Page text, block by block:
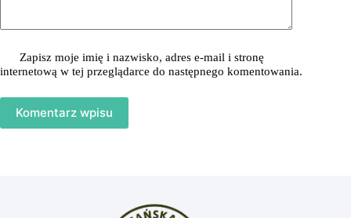
Zapisz moje imię i nazwisko, adres e-mail i stronę
internetową w tej przeglądarce do następnego komentowania.
Komentarz wpisu